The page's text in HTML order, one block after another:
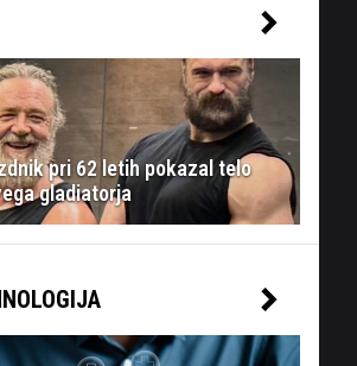
pri 62 letih pokazal telo
gladiatorja